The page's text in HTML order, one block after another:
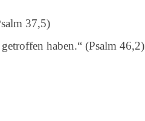
37,5)
haben.“ (Psalm 46,2)